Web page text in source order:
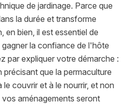
de jardinage. Parce que
la durée et transforme
en bien, il est essentiel de
la confiance de l'hôte
par expliquer votre démarche :
précisant que la permaculture
le couvrir et à le nourrir, et non
aménagements seront